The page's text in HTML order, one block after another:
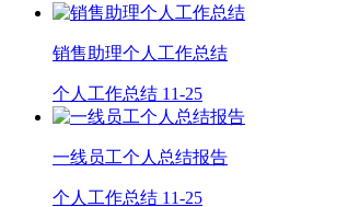
销售助理个人工作总结
个人工作总结 11-25
一线员工个人总结报告
个人工作总结 11-25